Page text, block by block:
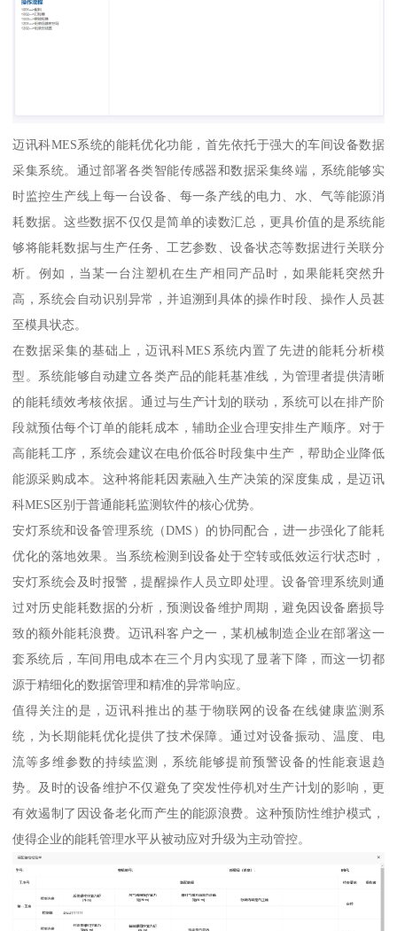
迈讯科MES系统的能耗优化功能，首先依托于强大的车间设备数据
采集系统。通过部署各类智能传感器和数据采集终端，系统能够实
时监控生产线上每一台设备、每一条产线的电力、水、气等能源消
耗数据。这些数据不仅仅是简单的读数汇总，更具价值的是系统能
够将能耗数据与生产任务、工艺参数、设备状态等数据进行关联分
析。例如，当某一台注塑机在生产相同产品时，如果能耗突然升
高，系统会自动识别异常，并追溯到具体的操作时段、操作人员甚
至模具状态。
在数据采集的基础上，迈讯科MES系统内置了先进的能耗分析模
型。系统能够自动建立各类产品的能耗基准线，为管理者提供清晰
的能耗绩效考核依据。通过与生产计划的联动，系统可以在排产阶
段就预估每个订单的能耗成本，辅助企业合理安排生产顺序。对于
高能耗工序，系统会建议在电价低谷时段集中生产，帮助企业降低
能源采购成本。这种将能耗因素融入生产决策的深度集成，是迈讯
科MES区别于普通能耗监测软件的核心优势。
安灯系统和设备管理系统（DMS）的协同配合，进一步强化了能耗
优化的落地效果。当系统检测到设备处于空转或低效运行状态时，
安灯系统会及时报警，提醒操作人员立即处理。设备管理系统则通
过对历史能耗数据的分析，预测设备维护周期，避免因设备磨损导
致的额外能耗浪费。迈讯科客户之一，某机械制造企业在部署这一
套系统后，车间用电成本在三个月内实现了显著下降，而这一切都
源于精细化的数据管理和精准的异常响应。
值得关注的是，迈讯科推出的基于物联网的设备在线健康监测系
统，为长期能耗优化提供了技术保障。通过对设备振动、温度、电
流等多维参数的持续监测，系统能够提前预警设备的性能衰退趋
势。及时的设备维护不仅避免了突发性停机对生产计划的影响，更
有效遏制了因设备老化而产生的能源浪费。这种预防性维护模式，
使得企业的能耗管理水平从被动应对升级为主动管控。